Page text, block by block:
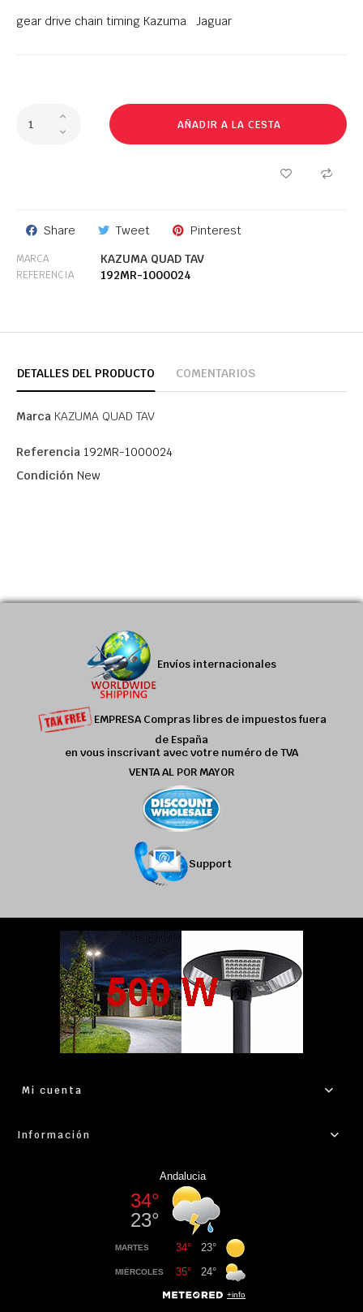
gear drive chain timing Kazuma Jaguar
AÑADIR A LA CESTA
Share Tweet Pinterest
MARCA KAZUMA QUAD TAV
REFERENCIA 192MR-1000024
DETALLES DEL PRODUCTO COMENTARIOS
Marca KAZUMA QUAD TAV
Referencia 192MR-1000024
Condición New
Envíos internacionales
EMPRESA Compras libres de impuestos fuera
de España
en vous inscrivant avec votre numéro de TVA
VENTA AL POR MAYOR
Support
Mi cuenta
Información